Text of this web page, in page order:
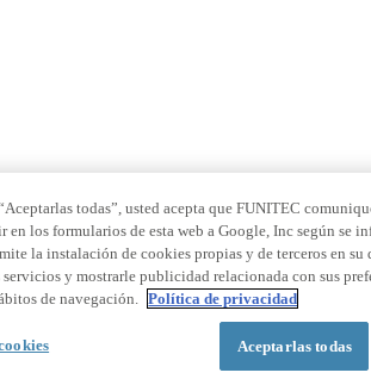
todas”, usted acepta que FUNITEC
en los formularios de esta web a Google, Inc según se
la instalación de cookies propias y de terceros en
servicios y mostrarle publicidad relacionada con sus
de navegación. Política de privacidad
Aceptarlas todas